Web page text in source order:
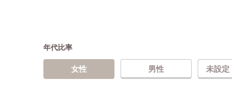
年代比率
女性 男性 未設定